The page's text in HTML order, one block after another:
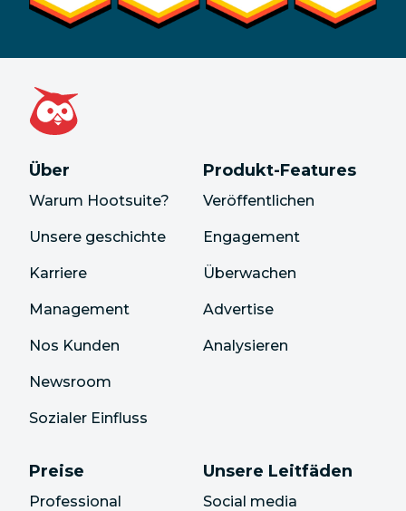
Über
Warum Hootsuite?
Unsere geschichte
Karriere
Management
Nos Kunden
Newsroom
Sozialer Einfluss
Produkt-Features
Veröffentlichen
Engagement
Überwachen
Advertise
Analysieren
Preise
Professional
Unsere Leitfäden
Social media